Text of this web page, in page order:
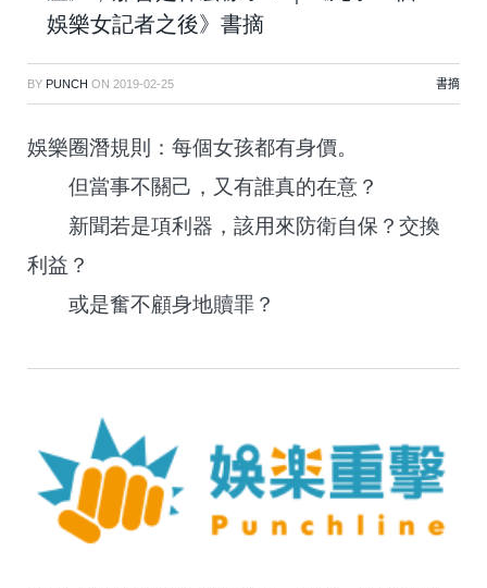
娛樂女記者之後》書摘
BY PUNCH ON 2019-02-25 書摘
娛樂圈潛規則：每個女孩都有身價。
但當事不關己，又有誰真的在意？
新聞若是項利器，該用來防衛自保？交換
利益？
或是奮不顧身地贖罪？